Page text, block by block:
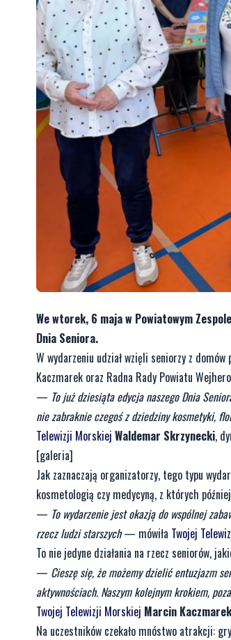
We wtorek, 6 maja w Powiatowym
Dnia Seniora.
W wydarzeniu udział wzięli seniorzy z
Kaczmarek oraz Radna Rady Powiatu
— To już dziesiąta edycja naszego Dnia
nie zabraknie czegoś z dziedziny kosmetyki,
Telewizji Morskiej Waldemar Skrzynecki,
[galeria]
Jak zaznaczają organizatorzy, tego typu
kosmetologią czy medycyną, z których
— To wydarzenie jest okazją do wspólnej
rzecz ludzi starszych— mówiła Twojej
To nie jedyne działania na rzecz seniorów,
— Cieszę się, że możemy dzielić entuzjazm
aktywnościach. Naszym kolejnym krokiem,
Twojej Telewizji Morskiej Marcin Kaczmarek
Na uczestników czekało mnóstwo atrakcji: